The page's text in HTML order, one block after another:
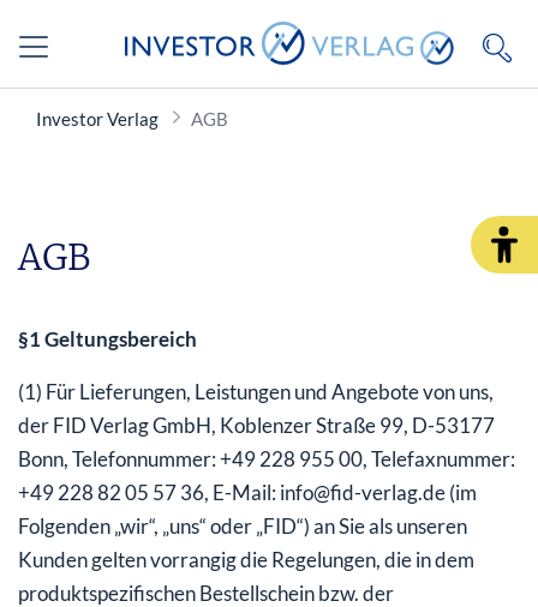
Investor Verlag AGB
AGB
§1 Geltungsbereich
(1) Für Lieferungen, Leistungen und Angebote von uns,
der FID Verlag GmbH, Koblenzer Straße 99, D-53177
Bonn, Telefonnummer: +49 228 955 00, Telefaxnummer:
+49 228 82 05 57 36, E-Mail: info@fid-verlag.de (im
Folgenden „wir“, „uns“ oder „FID“) an Sie als unseren
Kunden gelten vorrangig die Regelungen, die in dem
produktspezifischen Bestellschein bzw. der